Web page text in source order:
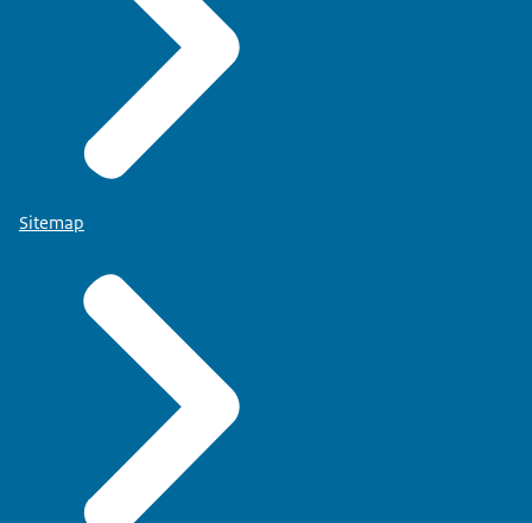
uitvoeren van voorbehouden handelingen in opdracht
Werkzaamheden in opdracht of ‘onder supervisie’
tellen niet mee voor herregistratie. Om
werkzaamheden mee te mogen tellen staat in de Wet
uitgevoerd. Dat is bij werken onder supervisie niet
het geval.
Sitemap